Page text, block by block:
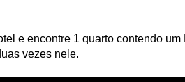
e encontre 1 quarto contendo um
vezes nele.